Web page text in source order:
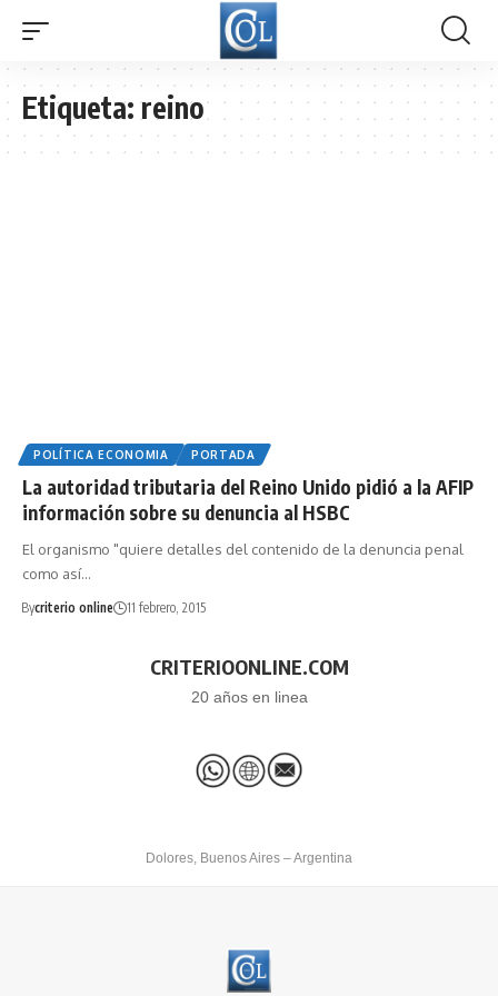
Etiqueta:reino
POLÍTICA ECONOMIA PORTADA
​La autoridad tributaria del Reino Unido pidió a la AFIP
información sobre su denuncia al HSBC
El organismo "quiere detalles del contenido de la denuncia penal
como así…
Bycriterio online 11 febrero, 2015
CRITERIOONLINE.COM
20 años en linea
Dolores, Buenos Aires – Argentina